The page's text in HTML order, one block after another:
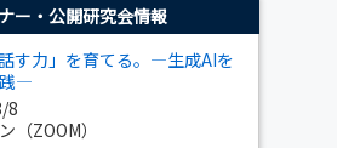
ー・公開研究会情報
す力」を育てる。―生成AIを
―
8
（ZOOM）